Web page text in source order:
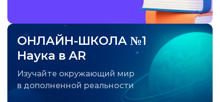
ОНЛАЙН-ШКОЛА №1
Наука в AR
Изучайте окружающий мир
в дополненной реальности